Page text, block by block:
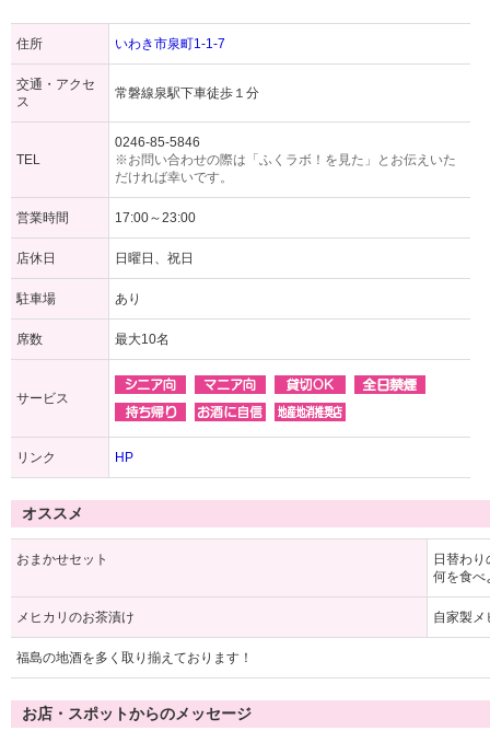
住所 いわき市泉町1-1-7
交通・アクセ
ス
常磐線泉駅下車徒歩１分
TEL
0246-85-5846
※お問い合わせの際は「ふくラボ！を見た」とお伝えいた
だければ幸いです。
営業時間 17:00～23:00
店休日 日曜日、祝日
駐車場 あり
席数 最大10名
サービス
リンク HP
オススメ
おまかせセット
日替わ
何を食べ
メヒカリのお茶漬け 自家製メ
福島の地酒を多く取り揃えております！
お店・スポットからのメッセージ